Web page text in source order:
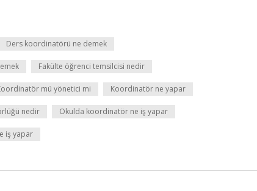
Ders koordinatörü ne demek
Fakülte öğrenci temsilcisi nedir
mü yönetici mi Koordinatör ne yapar
nedir Okulda koordinatör ne iş yapar
iş yapar